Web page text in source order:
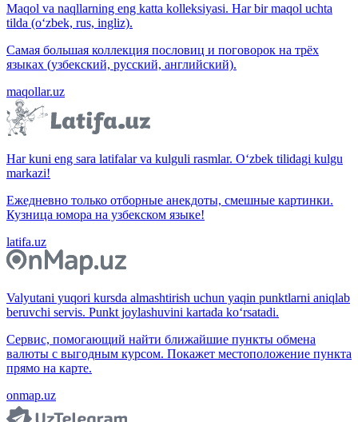
Maqol va naqllarning eng katta kolleksiyasi. Har bir maqol uchta
tilda (o‘zbek, rus, ingliz).
Самая большая коллекция пословиц и поговорок на трёх
языках (узбекский, русский, английский).
maqollar.uz
Har kuni eng sara latifalar va kulguli rasmlar. O‘zbek tilidagi kulgu
markazi!
Ежедневно только отборные анекдоты, смешные картинки.
Кузница юмора на узбекском языке!
latifa.uz
Valyutani yuqori kursda almashtirish uchun yaqin punktlarni aniqlab
beruvchi servis. Punkt joylashuvini kartada ko‘rsatadi.
Сервис, помогающий найти ближайшие пункты обмена
валюты с выгодным курсом. Покажет местоположение пункта
прямо на карте.
onmap.uz